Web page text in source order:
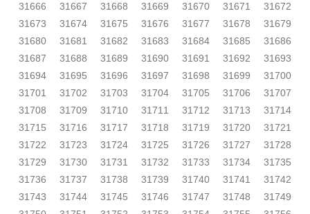
31666
31667 31668 31669 31670 31671
31672
31673
31674 31675 31676 31677 31678
31679
31680
31681 31682 31683 31684 31685
31686
31687
31688 31689 31690 31691 31692
31693
31694
31695 31696 31697 31698 31699
31700
31701
31702 31703 31704 31705 31706
31707
31708
31709 31710 31711 31712 31713
31714
31715
31716 31717 31718 31719 31720
31721
31722
31723 31724 31725 31726 31727
31728
31729
31730 31731 31732 31733 31734
31735
31736
31737 31738 31739 31740 31741
31742
31743
31744 31745 31746 31747 31748
31749